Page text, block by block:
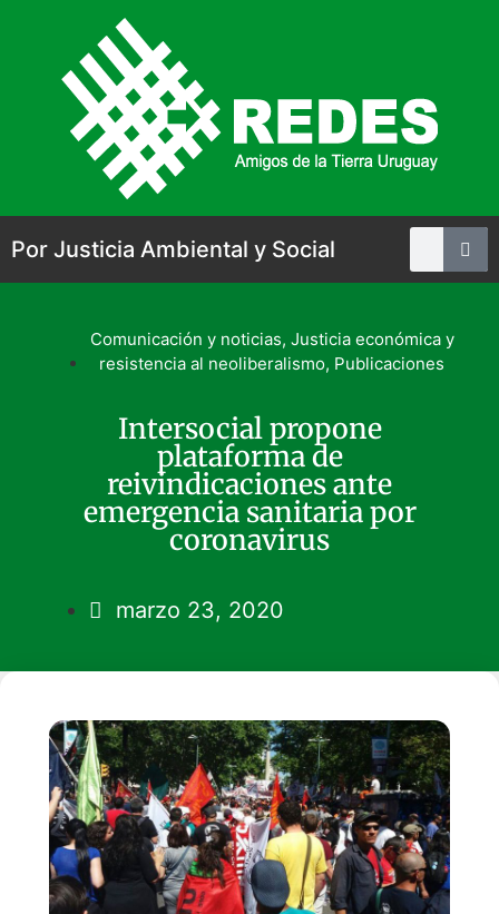
Por Justicia Ambiental y Social
Comunicación y noticias, Justicia económica y
resistencia al neoliberalismo, Publicaciones
Intersocial propone
plataforma de
reivindicaciones ante
emergencia sanitaria por
coronavirus
marzo 23, 2020